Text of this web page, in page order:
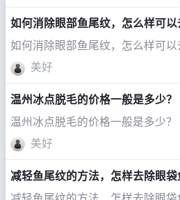
如何消除眼部鱼尾纹，怎么样可
如何消除眼部鱼尾纹，怎么样可以
美好
温州冰点脱毛的价格一般是多少？
温州冰点脱毛的价格一般是多少？
美好
减轻鱼尾纹的方法，怎样去除眼袋